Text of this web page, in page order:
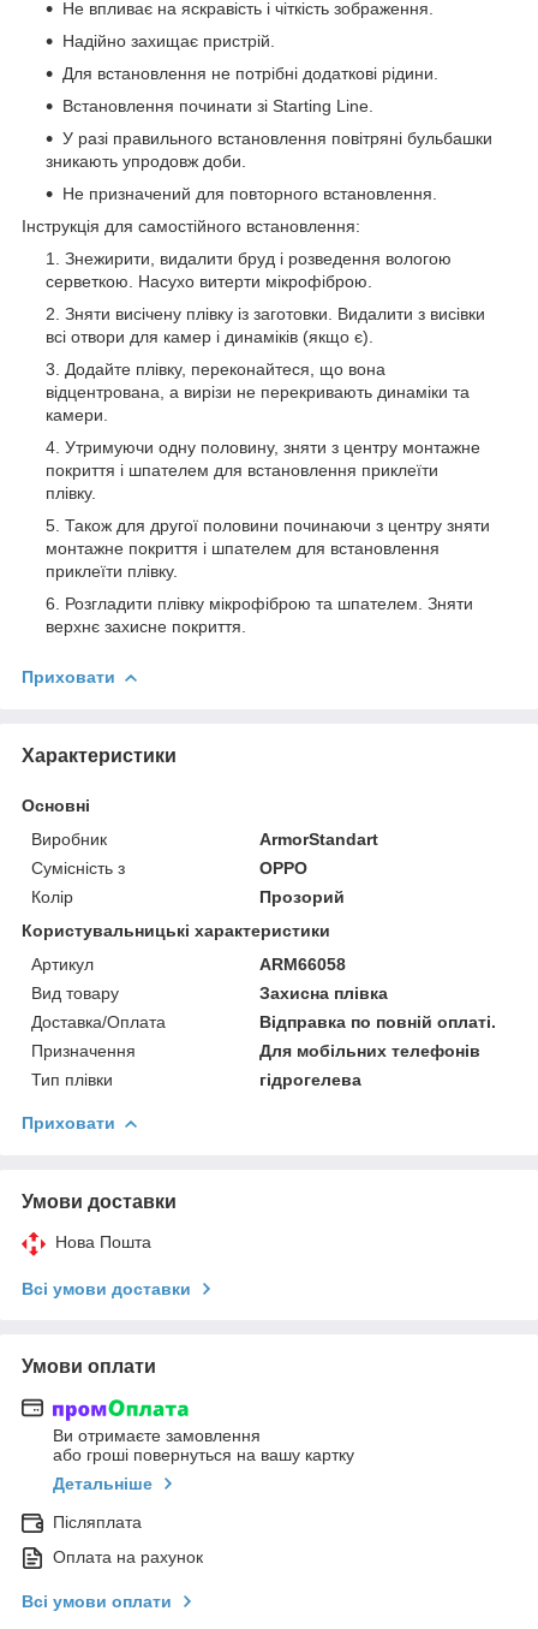
Не впливає на яскравість і чіткість зображення.
Надійно захищає пристрій.
Для встановлення не потрібні додаткові рідини.
Встановлення починати зі Starting Line.
У разі правильного встановлення повітряні бульбашки
зникають упродовж доби.
Не призначений для повторного встановлення.
Інструкція для самостійного встановлення:
Знежирити, видалити бруд і розведення вологою
серветкою. Насухо витерти мікрофіброю.
Зняти висічену плівку із заготовки. Видалити з висівки
всі отвори для камер і динаміків (якщо є).
Додайте плівку, переконайтеся, що вона
відцентрована, а вирізи не перекривають динаміки та
камери.
Утримуючи одну половину, зняти з центру монтажне
покриття і шпателем для встановлення приклеїти
плівку.
Також для другої половини починаючи з центру зняти
монтажне покриття і шпателем для встановлення
приклеїти плівку.
Розгладити плівку мікрофіброю та шпателем. Зняти
верхнє захисне покриття.
Приховати
Характеристики
Основні
Виробник
ArmorStandart
Сумісність з
OPPO
Колір
Прозорий
Користувальницькі характеристики
Артикул
ARM66058
Вид товару
Захисна плівка
Доставка/Оплата
Відправка по повній оплаті.
Призначення
Для мобільних телефонів
Тип плівки
гідрогелева
Приховати
Умови доставки
Нова Пошта
Всі умови доставки
Умови оплати
Ви отримаєте замовлення
або гроші повернуться на вашу картку
Детальніше
Післяплата
Оплата на рахунок
Всі умови оплати